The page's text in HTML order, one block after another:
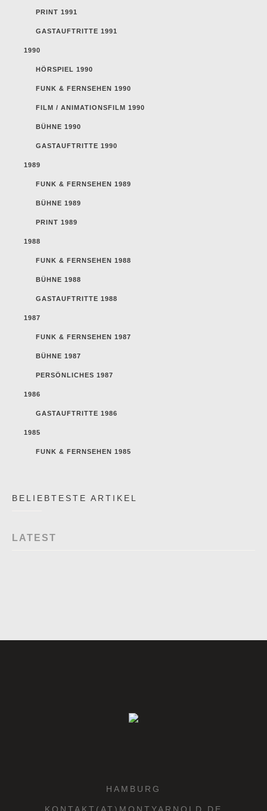
PRINT 1991
GASTAUFTRITTE 1991
1990
HÖRSPIEL 1990
FUNK & FERNSEHEN 1990
FILM / ANIMATIONSFILM 1990
BÜHNE 1990
GASTAUFTRITTE 1990
1989
FUNK & FERNSEHEN 1989
BÜHNE 1989
PRINT 1989
1988
FUNK & FERNSEHEN 1988
BÜHNE 1988
GASTAUFTRITTE 1988
1987
FUNK & FERNSEHEN 1987
BÜHNE 1987
PERSÖNLICHES 1987
1986
GASTAUFTRITTE 1986
1985
FUNK & FERNSEHEN 1985
BELIEBTESTE ARTIKEL
LATEST
HAMBURG
KONTAKT(AT)MONTYARNOLD.DE